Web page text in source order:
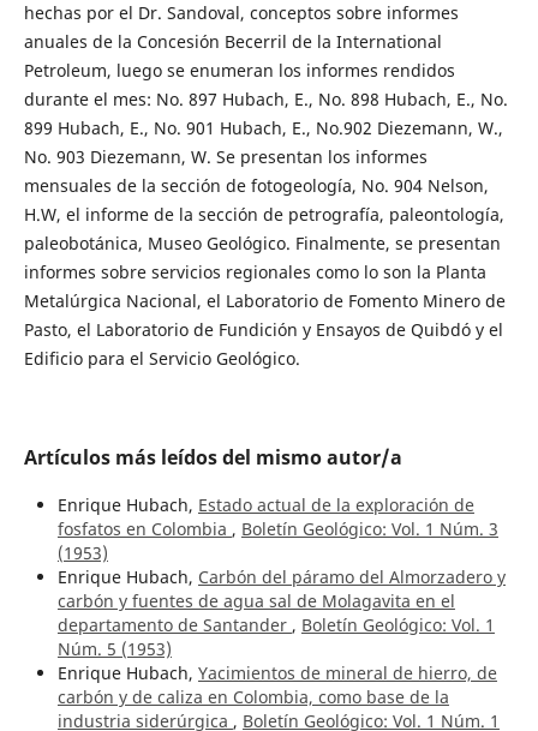
hechas por el Dr. Sandoval, conceptos sobre informes
anuales de la Concesión Becerril de la International
Petroleum, luego se enumeran los informes rendidos
durante el mes: No. 897 Hubach, E., No. 898 Hubach, E., No.
899 Hubach, E., No. 901 Hubach, E., No.902 Diezemann, W.,
No. 903 Diezemann, W. Se presentan los informes
mensuales de la sección de fotogeología, No. 904 Nelson,
H.W, el informe de la sección de petrografía, paleontología,
paleobotánica, Museo Geológico. Finalmente, se presentan
informes sobre servicios regionales como lo son la Planta
Metalúrgica Nacional, el Laboratorio de Fomento Minero de
Pasto, el Laboratorio de Fundición y Ensayos de Quibdó y el
Edificio para el Servicio Geológico.
Artículos más leídos del mismo autor/a
Enrique Hubach, Estado actual de la exploración de
fosfatos en Colombia , Boletín Geológico: Vol. 1 Núm. 3
(1953)
Enrique Hubach, Carbón del páramo del Almorzadero y
carbón y fuentes de agua sal de Molagavita en el
departamento de Santander , Boletín Geológico: Vol. 1
Núm. 5 (1953)
Enrique Hubach, Yacimientos de mineral de hierro, de
carbón y de caliza en Colombia, como base de la
industria siderúrgica , Boletín Geológico: Vol. 1 Núm. 1